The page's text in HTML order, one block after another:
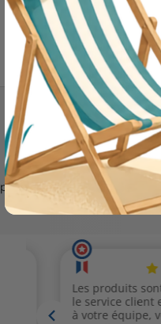
SERVICE CLIENT
Des conseils personnalisés
pour chaque professionnel de
santé